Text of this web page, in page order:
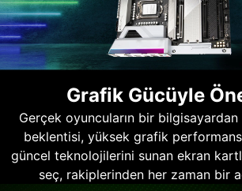
Grafik Gücüyle
Gerçek oyuncuların bir
beklentisi, yüksek grafik
güncel teknolojilerini sunan ekran
seç, rakiplerinden her zaman bir